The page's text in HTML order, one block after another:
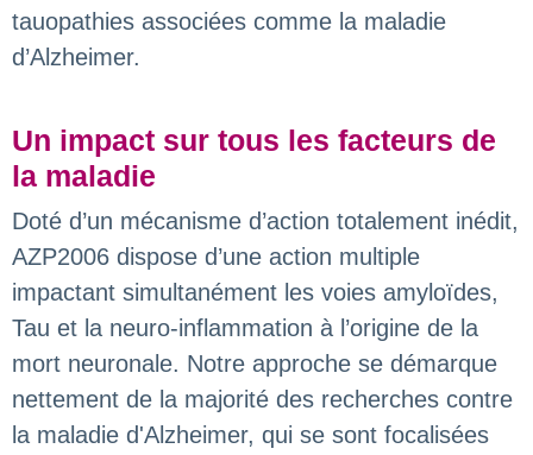
tauopathies associées comme la maladie
d’Alzheimer.
Un impact sur tous les facteurs de
la maladie
Doté d’un mécanisme d’action totalement inédit,
AZP2006 dispose d’une action multiple
impactant simultanément les voies amyloïdes,
Tau et la neuro-inflammation à l’origine de la
mort neuronale. Notre approche se démarque
nettement de la majorité des recherches contre
la maladie d'Alzheimer, qui se sont focalisées